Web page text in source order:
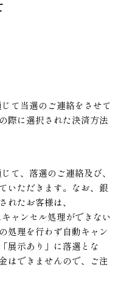
当選のご連絡をさせて
際に選択された決済方法
、落選のご連絡及び、
いただきます。なお、銀
れたお客様は、
ャンセル処理ができない
処理を行わず自動キャン
展示あり」に落選とな
はできませんので、ご注